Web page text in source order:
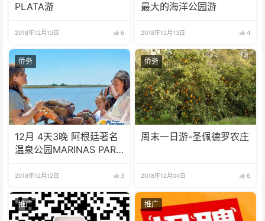
PLATA游
2018年12月13日 6
最大的海洋公园游
2018年12月13日 4
侨务
12月 4天3晚 阿根廷著名
温泉公园MARINAS PARK
2018年12月12日 3
侨务
周末一日游-圣佩德罗农庄
2018年12月04日 6
推广 推广